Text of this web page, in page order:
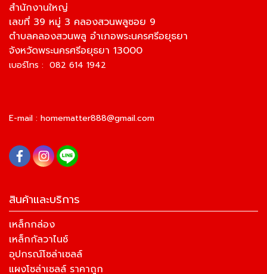
สำนักงานใหญ่
เลขที่ 39 หมู่ 3 คลองสวนพลูซอย 9
ตำบลคลองสวนพลู อำเภอพระนครศรีอยุธยา
จังหวัดพระนครศรีอยุธยา 13000
เบอร์โทร : 082 614 1942
E-mail : homematter888@gmail.com
สินค้าและบริการ
เหล็กกล่อง
เหล็กกัลวาไนซ์
อุปกรณ์โซล่าเซลล์
แผงโซล่าเซลล์ ราคาถูก